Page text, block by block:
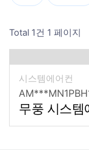
Total 1건 1 페이지
시스템에어컨
무풍 시스템